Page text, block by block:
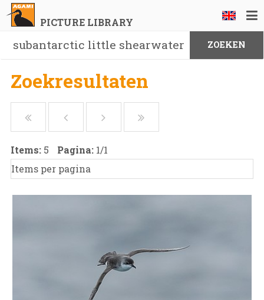
PICTURE LIBRARY
Zoekresultaten
Items: 5 Pagina: 1/1